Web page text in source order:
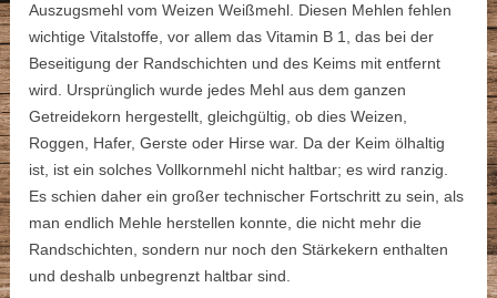
Auszugsmehl vom Weizen Weißmehl. Diesen Mehlen fehlen
wichtige Vitalstoffe, vor allem das Vitamin B 1, das bei der
Beseitigung der Randschichten und des Keims mit entfernt
wird. Ursprünglich wurde jedes Mehl aus dem ganzen
Getreidekorn hergestellt, gleichgültig, ob dies Weizen,
Roggen, Hafer, Gerste oder Hirse war. Da der Keim ölhaltig
ist, ist ein solches Vollkornmehl nicht haltbar; es wird ranzig.
Es schien daher ein großer technischer Fortschritt zu sein, als
man endlich Mehle herstellen konnte, die nicht mehr die
Randschichten, sondern nur noch den Stärkekern enthalten
und deshalb unbegrenzt haltbar sind.